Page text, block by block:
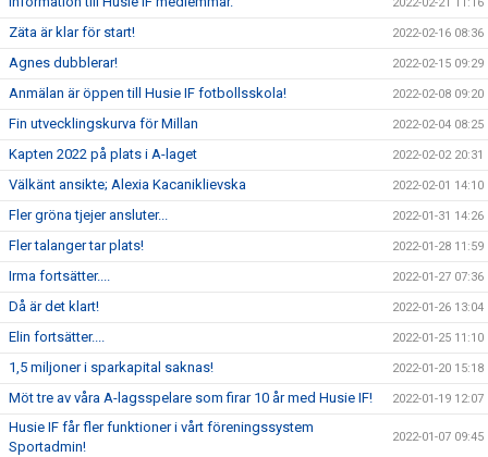
Zäta är klar för start! 2022-02-16 08:36
Agnes dubblerar! 2022-02-15 09:29
Anmälan är öppen till Husie IF fotbollsskola! 2022-02-08 09:20
Fin utvecklingskurva för Millan 2022-02-04 08:25
Kapten 2022 på plats i A-laget 2022-02-02 20:31
Välkänt ansikte; Alexia Kacaniklievska 2022-02-01 14:10
Fler gröna tjejer ansluter... 2022-01-31 14:26
Fler talanger tar plats! 2022-01-28 11:59
Irma fortsätter.... 2022-01-27 07:36
Då är det klart! 2022-01-26 13:04
Elin fortsätter.... 2022-01-25 11:10
1,5 miljoner i sparkapital saknas! 2022-01-20 15:18
Möt tre av våra A-lagsspelare som firar 10 år med Husie IF! 2022-01-19 12:07
Husie IF får fler funktioner i vårt föreningssystem
Sportadmin!
2022-01-07 09:45